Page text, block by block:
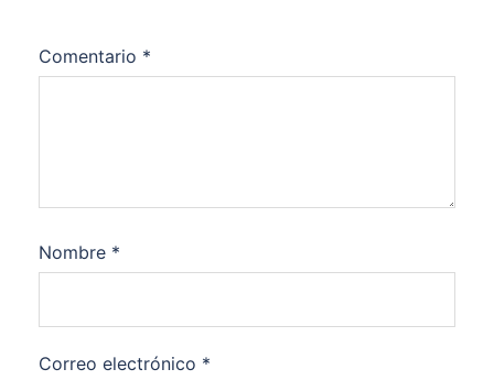
Comentario *
Nombre *
Correo electrónico *